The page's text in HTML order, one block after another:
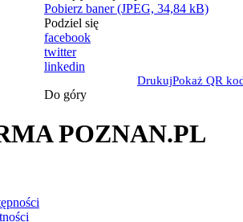
Pobierz baner (JPEG, 34,84 kB)
Podziel się
facebook
twitter
linkedin
DrukujPokaż QR
Do góry
POZNAN.PL